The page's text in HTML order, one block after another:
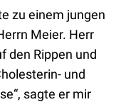
zu einem jungen
Meier. Herr
den Rippen und
und
sagte er mir